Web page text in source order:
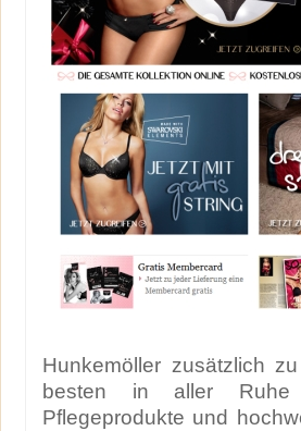
Hunkemöller zusätzlich
besten in aller Ruhe
Pflegeprodukte und